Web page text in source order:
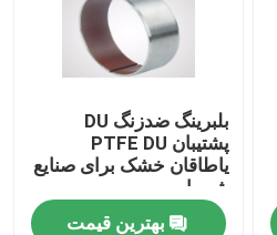
بلبرینگ ضدزنگ DU
پشتیبان PTFE DU
یاطاقان خشک برای صنایع
شیمیایی
بهترین قیمت